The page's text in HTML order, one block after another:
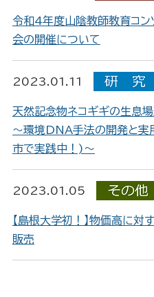
令和4年度山陰教師教育コン
会の開催について
2023.01.11
天然記念物ネコギギの生息
～環境DNA手法の開発と実
市で実践中！)～
2023.01.05
【島根大学初！】物価高に対
販売